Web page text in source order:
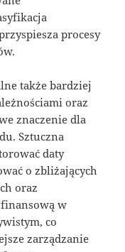
procesy
także bardziej
oraz
znaczenie dla
Sztuczna
daty
o zbliżających
oraz
finansową w
co
zarządzanie